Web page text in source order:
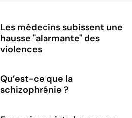
Les médecins subissent une
hausse "alarmante" des
violences
Qu’est-ce que la
schizophrénie ?